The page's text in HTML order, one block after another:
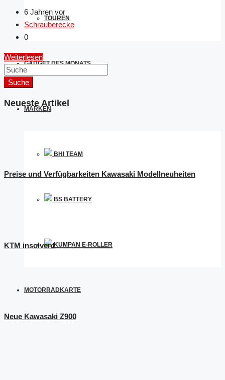
TOUREN
GADGET DES MONATS
MARKEN
BHI TEAM
BS BATTERY
KUMPAN E-ROLLER
MOTORRADKARTE
6 Jahren vor
Schrauberecke
0
Weiterlesen
Suche
Neueste Artikel
Preise und Verfügbarkeiten Kawasaki Modellneuheiten
KTM insolvent
Neue Kawasaki Z900